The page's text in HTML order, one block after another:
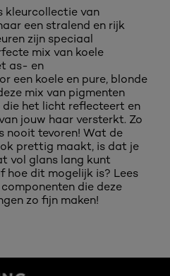
kleurcollectie van
een stralend en rijk
zijn speciaal
mix van koele
as- en
een koele en pure, blonde
mix van pigmenten
het licht reflecteert en
jouw haar versterkt. Zo
nooit tevoren! Wat de
prettig maakt, is dat je
vol glans lang kunt
hoe dit mogelijk is? Lees
die deze
zo fijn maken!